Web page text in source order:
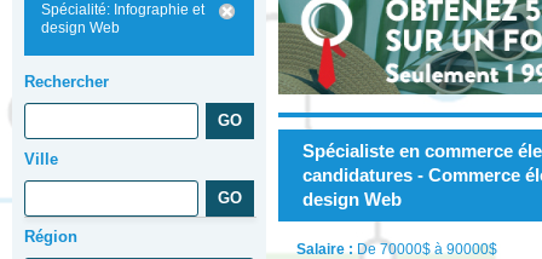
Spécialité: Infographie et
design Web
Rechercher
Ville
Région
Spécialiste en commerce
candidatures - Commerce
design Web
Salaire : De 70000$ à 90000$